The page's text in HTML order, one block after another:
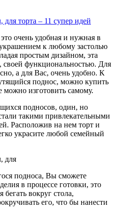
очень удобная и нужная в
к любому застолью
простым дизайном, эта
своей функциональностью. Для
а для Вас, очень удобно. К
поднос, можно купить
можно изготовить самому.
подносов, один, но
такими привлекательными
Расположив на нем торт и
украсите любой семейный
подноса, Вы сможете
в процессе готовки, это
вокруг стола,
его, что бы нанести